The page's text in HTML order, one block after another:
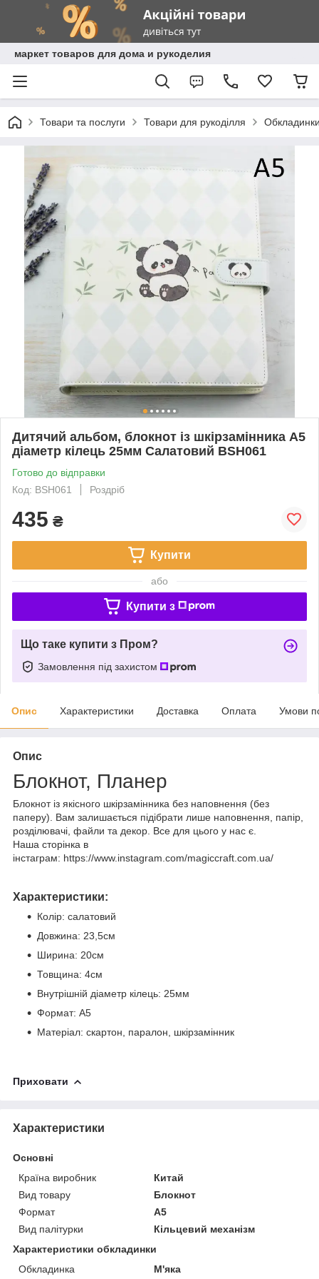
маркет товаров для дома и рукоделия
Товари та послуги Товари для рукоділля
Дитячий альбом, блокнот із шкірзамінника А5
діаметр кілець 25мм Салатовий BSH061
Готово до відправки
Код: BSH061
Роздріб
435 ₴
Купити
або
Купити з
Що таке купити з Пром?
Замовлення під захистом
Опис Характеристики Доставка Оплата Умови
Опис
Блокнот, Планер
Блокнот із якісного шкірзамінника без наповнення (без
паперу). Вам залишається підібрати лише наповнення, папір,
розділювачі, файли та декор. Все для цього у нас є.
Наша сторінка в
інстаграм: https://www.instagram.com/magiccraft.com.ua/
Характеристики:
Колір: салатовий
Довжина: 23,5см
Ширина: 20см
Товщина: 4см
Внутрішній діаметр кілець: 25мм
Формат: А5
Матеріал: скартон, паралон, шкірзамінник
Приховати
Характеристики
Основні
Країна виробник
Китай
Вид товару
Блокнот
Формат
A5
Вид палітурки
Кільцевий механізм
Характеристики обкладинки
Обкладинка
М'яка